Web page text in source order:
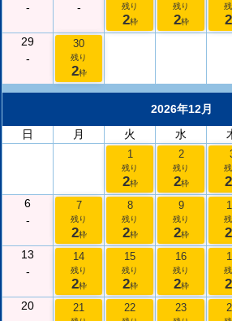
-
-
残り
2枠
残り
2枠 2
29
-
30
残り
2枠
2026年12月
日
月 火 水
1
残り
2枠
2
残り
2枠 2
6
-
7
残り
2枠
8
残り
2枠
9
残り
2枠 2
13
-
14
残り
2枠
15
残り
2枠
16
残り
2枠 2
20
21 22 23